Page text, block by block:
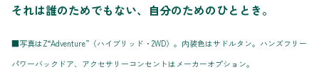
それは誰のためでもない、自分のためのひととき。
■写真はZ“Adventure”（ハイブリッド・2WD）。内装色はサドルタン。ハンズフリー
パワーバックドア、アクセサリーコンセントはメーカーオプション。